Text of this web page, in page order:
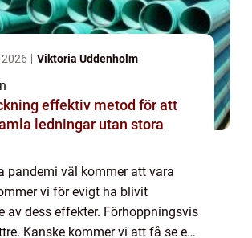
Viktoria Uddenholm
metod för att
ledningar utan stora
pandemi väl kommer att vara
vi för evigt ha blivit
av dess effekter. Förhoppningsvis
Kanske kommer vi att få se ett